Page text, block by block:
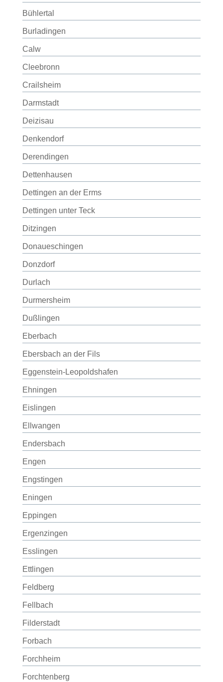
Bühlertal
Burladingen
Calw
Cleebronn
Crailsheim
Darmstadt
Deizisau
Denkendorf
Derendingen
Dettenhausen
Dettingen an der Erms
Dettingen unter Teck
Ditzingen
Donaueschingen
Donzdorf
Durlach
Durmersheim
Dußlingen
Eberbach
Ebersbach an der Fils
Eggenstein-Leopoldshafen
Ehningen
Eislingen
Ellwangen
Endersbach
Engen
Engstingen
Eningen
Eppingen
Ergenzingen
Esslingen
Ettlingen
Feldberg
Fellbach
Filderstadt
Forbach
Forchheim
Forchtenberg